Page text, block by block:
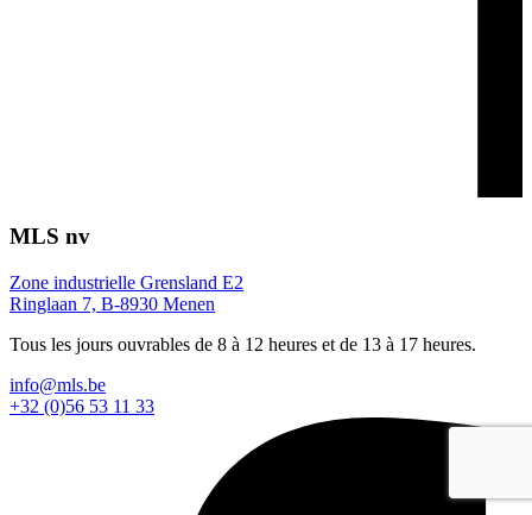
MLS nv
Zone industrielle Grensland E2
Ringlaan 7, B-8930 Menen
Tous les jours ouvrables de 8 à 12 heures et de 13 à 17 heures.
info@mls.be
+32 (0)56 53 11 33